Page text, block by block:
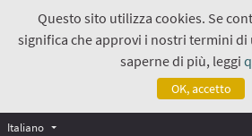
Questo sito utilizza cookies. Se
significa che approvi i nostri termini di
saperne di più, leggi
OK, accetto
Italiano